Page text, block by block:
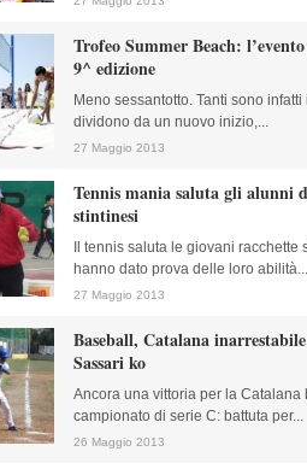
Trofeo Summer Beach:
9^ edizione
Meno sessantotto. Tanti sono
dividono da un nuovo inizio,...
27 Maggio 2013
Tennis mania saluta gli alunni
stintinesi
Il tennis saluta le giovani racchette
hanno dato prova delle loro abilità...
27 Maggio 2013
Baseball, Catalana
Sassari ko
Ancora una vittoria per la Catalana
campionato di serie C: battuta per...
26 Maggio 2013